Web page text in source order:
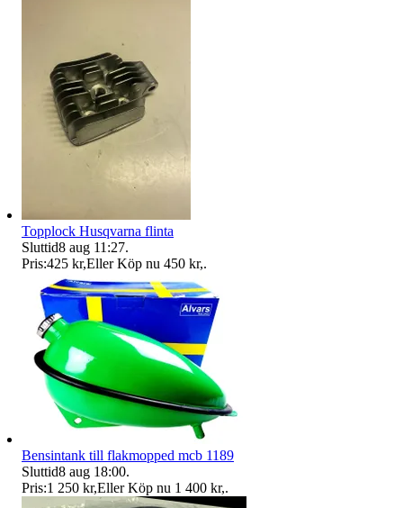
Topplock Husqvarna flinta
Sluttid8 aug 11:27.
Pris:425 kr,Eller Köp nu 450 kr,.
Bensintank till flakmopped mcb 1189
Sluttid8 aug 18:00.
Pris:1 250 kr,Eller Köp nu 1 400 kr,.